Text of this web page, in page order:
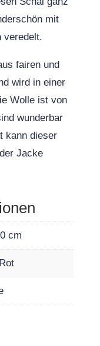
mit
veredelt.
fairen und
wird in einer
Wolle ist von
wunderbar
kann dieser
Jacke
cm